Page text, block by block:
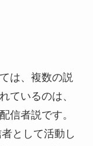
は、複数の説
ているのは、
信者説です。
として活動し